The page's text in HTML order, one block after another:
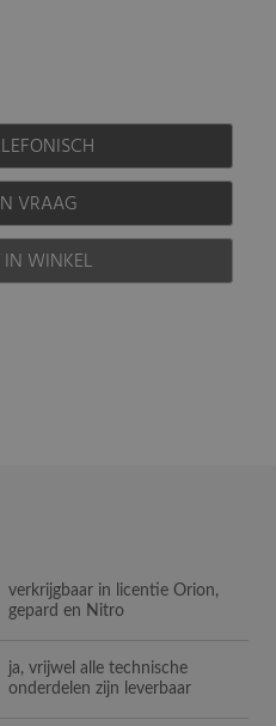
VRAAG
IN WINKEL
verkrijgbaar in licentie Orion,
gepard en Nitro
ja, vrijwel alle technische
onderdelen zijn leverbaar